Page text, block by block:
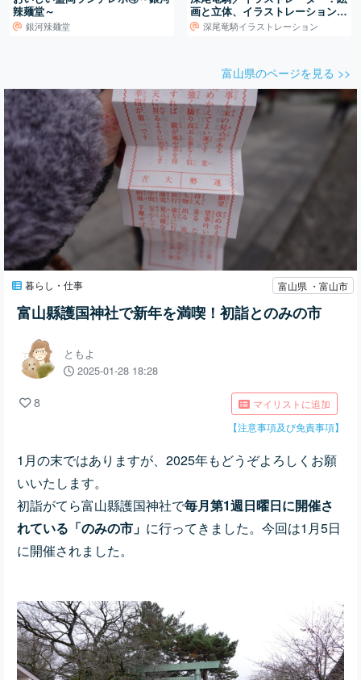
辣麺堂～
銀河辣麺堂
画と立体、イラストレーションの
世界深尾竜騎イラストレーション
富山県のページを見る >>
暮らし・仕事 富山県 ・富山市
富山縣護国神社で新年を満喫！初詣とのみの市
ともよ
2025-01-28 18:28
8
マイリストに追加
【注意事項及び免責事項】
1月の末ではありますが、2025年もどうぞよろしくお願
いいたします。
初詣がてら富山縣護国神社で毎月第1週日曜日に開催さ
れている「のみの市」 に行ってきました。今回は1月5日
に開催されました。